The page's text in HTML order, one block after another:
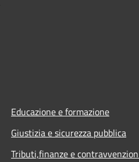
Educazione e formazione
Giustizia e sicurezza pubblica
Tributi,finanze e